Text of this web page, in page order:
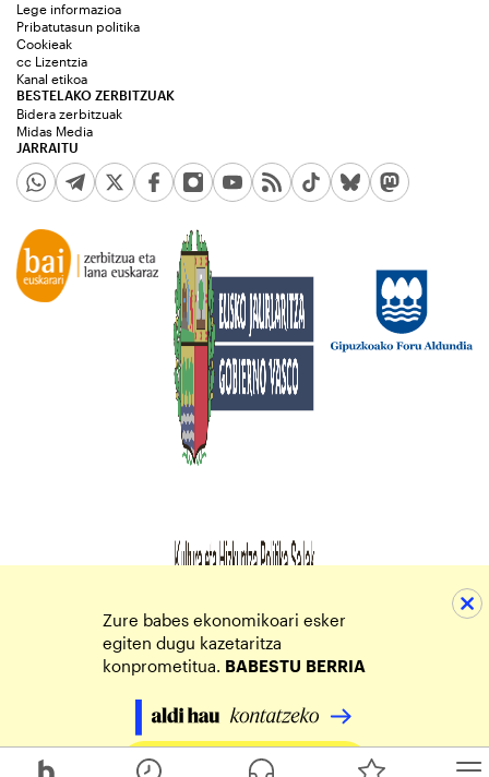
JARRAITU
Lege informazioa
Pribatutasun politika
Cookieak
cc Lizentzia
Kanal etikoa
BESTELAKO ZERBITZUAK
Bidera zerbitzuak
Midas Media
Zure babes ekonomikoari esker
egiten dugu kazetaritza
konprometitua. BABESTU BERRIA
Egin zure ekarpena